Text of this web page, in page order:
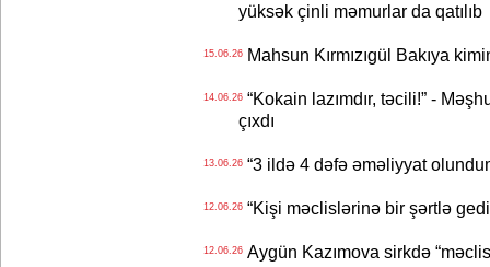
yüksək çinli məmurlar da qatılıb
15.06.26Mahsun Kırmızıgül Bakıya
14.06.26“Kokain lazımdır, təcili!” -
çıxdı
13.06.26“3 ildə 4 dəfə əməliyyat
12.06.26“Kişi məclislərinə bir şərtlə
12.06.26Aygün Kazımova sirkdə